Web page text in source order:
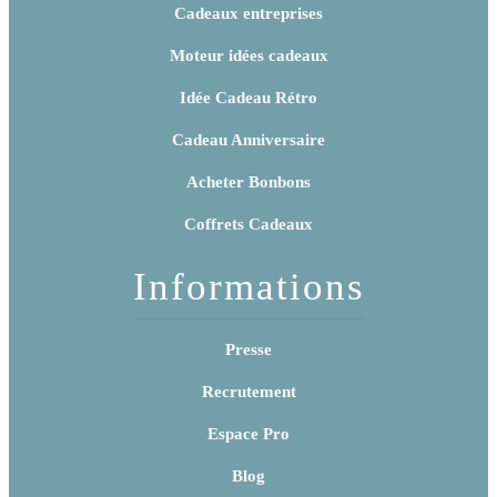
Cadeaux entreprises
Moteur idées cadeaux
Idée Cadeau Rétro
Cadeau Anniversaire
Acheter Bonbons
Coffrets Cadeaux
Informations
Presse
Recrutement
Espace Pro
Blog